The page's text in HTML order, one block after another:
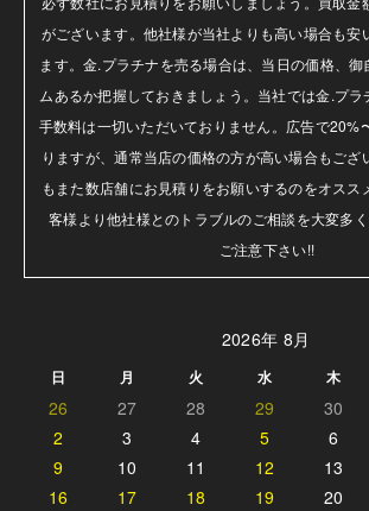
がございます。他社様が当社よりも高い場合も安
ます。金.プラチナを売る場合は、当日の価格、御
ムあるか把握しておきましょう。当社では金.プラ
手数料は一切いただいておりません。広告で20%
りますが、通常当店の価格の方が高い場合もござ
もまた数店舗にお見積りをお願いするのをオスス
客様より他社様とのトラブルのご相談を大変多く
ご注意下さい!!
2026年 8月
日 月 火 水 木
26 27 28 29 30
2
3 4 5 6
9
10 11 12 13
16
17 18 19 20